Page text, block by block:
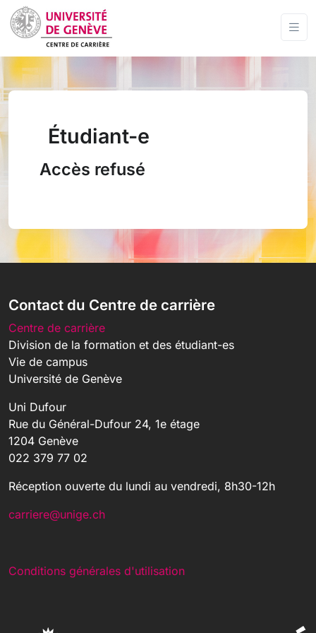
Étudiant-e
Accès refusé
Contact du Centre de carrière
Centre de carrière
Division de la formation et des étudiant-es
Vie de campus
Université de Genève
Uni Dufour
Rue du Général-Dufour 24, 1e étage
1204 Genève
022 379 77 02
Réception ouverte du lundi au vendredi, 8h30-12h
carriere@unige.ch
Conditions générales d'utilisation